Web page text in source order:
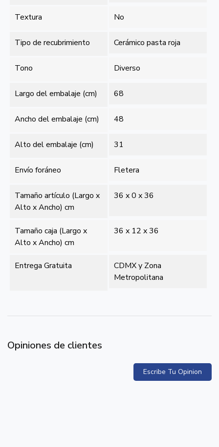
Textura No
Tipo de recubrimiento Cerámico pasta roja
Tono Diverso
Largo del embalaje (cm) 68
Ancho del embalaje (cm) 48
Alto del embalaje (cm) 31
Envío foráneo Fletera
Tamaño artículo (Largo x
Alto x Ancho) cm
36 x 0 x 36
Tamaño caja (Largo x
Alto x Ancho) cm
36 x 12 x 36
Entrega Gratuita
CDMX y Zona
Metropolitana
Opiniones de clientes
Escribe Tu Opinion